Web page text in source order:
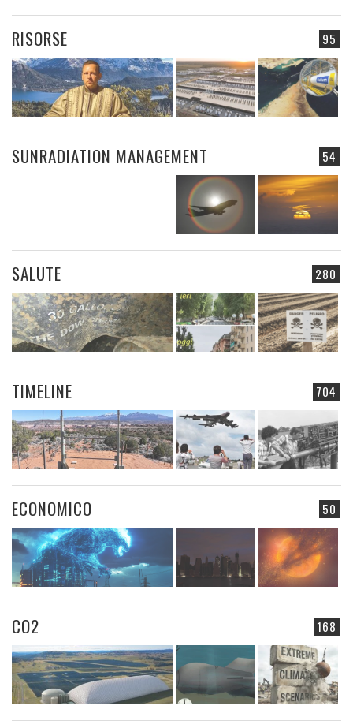
95
RISORSE
54
SUNRADIATION MANAGEMENT
280
SALUTE
704
TIMELINE
50
ECONOMICO
168
CO2